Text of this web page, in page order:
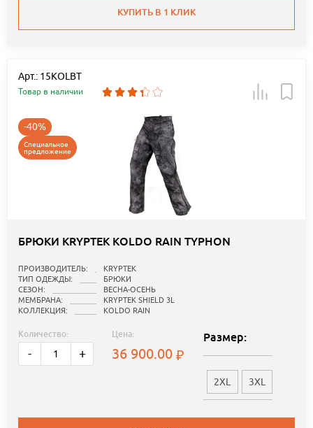
КУПИТЬ В 1 КЛИК
Арт.: 15KOLBT
Товар в наличии
-40%
Специальное
предложение
БРЮКИ KRYPTEK KOLDO RAIN TYPHON
ПРОИЗВОДИТЕЛЬ:
KRYPTEK
ТИП ОДЕЖДЫ:
БРЮКИ
СЕЗОН:
ВЕСНА-ОСЕНЬ
МЕМБРАНА:
KRYPTEK SHIELD 3L
КОЛЛЕКЦИЯ:
KOLDO RAIN
Количество:
- +
Цена:
36 900.00
Размер:
2XL 3XL